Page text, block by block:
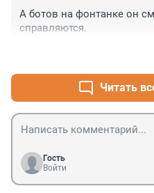
А ботов на фонтанке он
справляются.
Читать
Гость
Войти